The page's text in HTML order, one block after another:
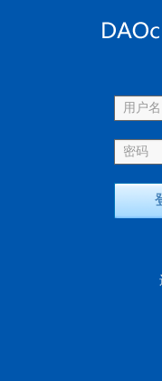
用户
密码